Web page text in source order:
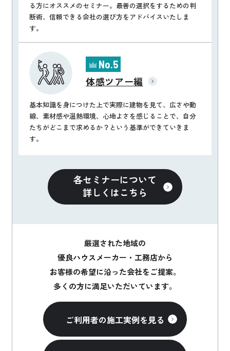
る方にオススメのセミナー。 最善の選択をするための判
断術、信頼できる会社の選び方をアドバイスいたしま
す。
No.5
体感ツアー編
基本知識を身につけた上で実際に建物を見て、広さや動
線、素材感や温熱環境、心地よさを感じることで、 自分
たちがどこまで求めるか？という基準ができていきま
す。
各セミナーについて
詳しくはこちら
厳選された地域の
優良ハウスメーカー・工務店から
お客様の希望に沿った会社をご提案。
多くの方に満足いただいています。
ご利用者の施工実例を見る